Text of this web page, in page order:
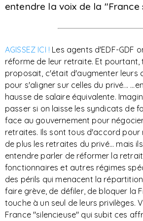
entendre la voix de la "France
AGISSEZ ICI ! Les agents d'EDF-GDF
réforme de leur retraite. Et pourtant,
proposait, c'était d'augmenter leurs
pour s'aligner sur celles du privé...
hausse de salaire équivalente.
passer si on laisse les syndicats de
face au gouvernement pour
retraites. Ils sont tous d'accord pour
de plus les retraites du privé... mais
entendre parler de réformer la
fonctionnaires et autres régimes
des périls qui menacent la
faire grève, de défiler, de bloquer la
touche à un seul de leurs privilèges.
France "silencieuse" qui subit ces